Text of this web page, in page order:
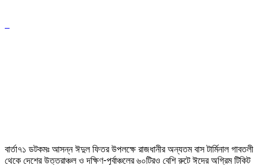
বার্তা৭১ ডটকমঃ আসন্ন ঈদুল ফিতর উপলক্ষে রাজধানীর অন্যতম বাস টার্মিনাল গাবতলী
থেকে দেশের উত্তরাঞ্চল ও দক্ষিণ-পূর্বাঞ্চলের ৬০টিরও বেশি রুটে ঈদের অগ্রিম টিকিট